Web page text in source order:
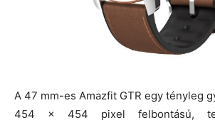
A 47 mm-es Amazfit GTR egy tényleg
454 x 454 pixel felbontású,